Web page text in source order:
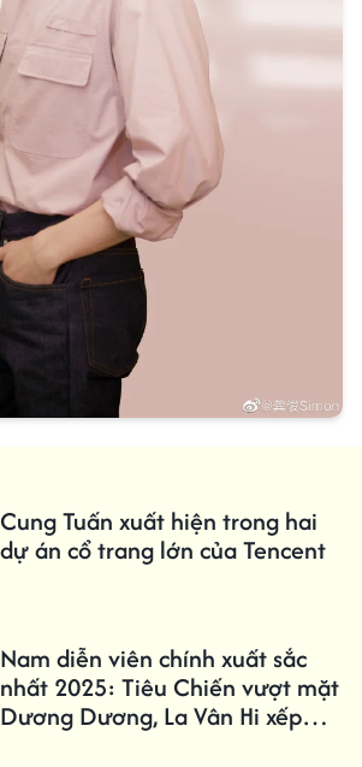
Cung Tuấn xuất hiện trong hai
dự án cổ trang lớn của Tencent
Nam diễn viên chính xuất sắc
nhất 2025: Tiêu Chiến vượt mặt
Dương Dương, La Vân Hi xếp